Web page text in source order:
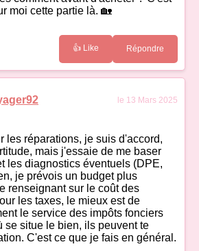
moi cette partie là. 🏡
👍 Like Répondre
le 13 Mars 2025
les réparations, je suis d'accord,
mais j'essaie de me baser
les diagnostics éventuels (DPE,
je prévois un budget plus
renseignant sur le coût des
les taxes, le mieux est de
le service des impôts fonciers
se situe le bien, ils peuvent te
C'est ce que je fais en général.